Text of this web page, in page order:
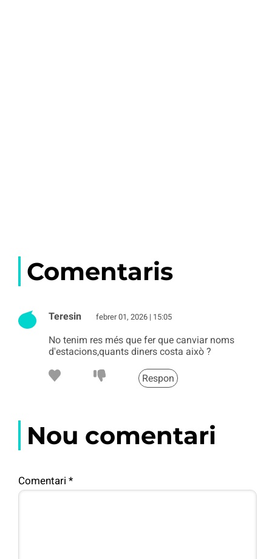
Comentaris
Teresin febrer 01, 2026 | 15:05
No tenim res més que fer que canviar noms
d'estacions,quants diners costa això ?
Respon
Nou comentari
Comentari *